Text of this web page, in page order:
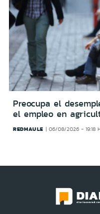
Preocupa el
el empleo en
REDMAULE 06/08/2026 - 19:18